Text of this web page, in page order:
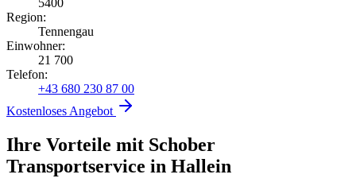
Region:
Tennengau
Einwohner:
21 700
Telefon:
+43 680 230 87 00
Kostenloses Angebot
Ihre Vorteile mit Schober
Transportservice in Hallein